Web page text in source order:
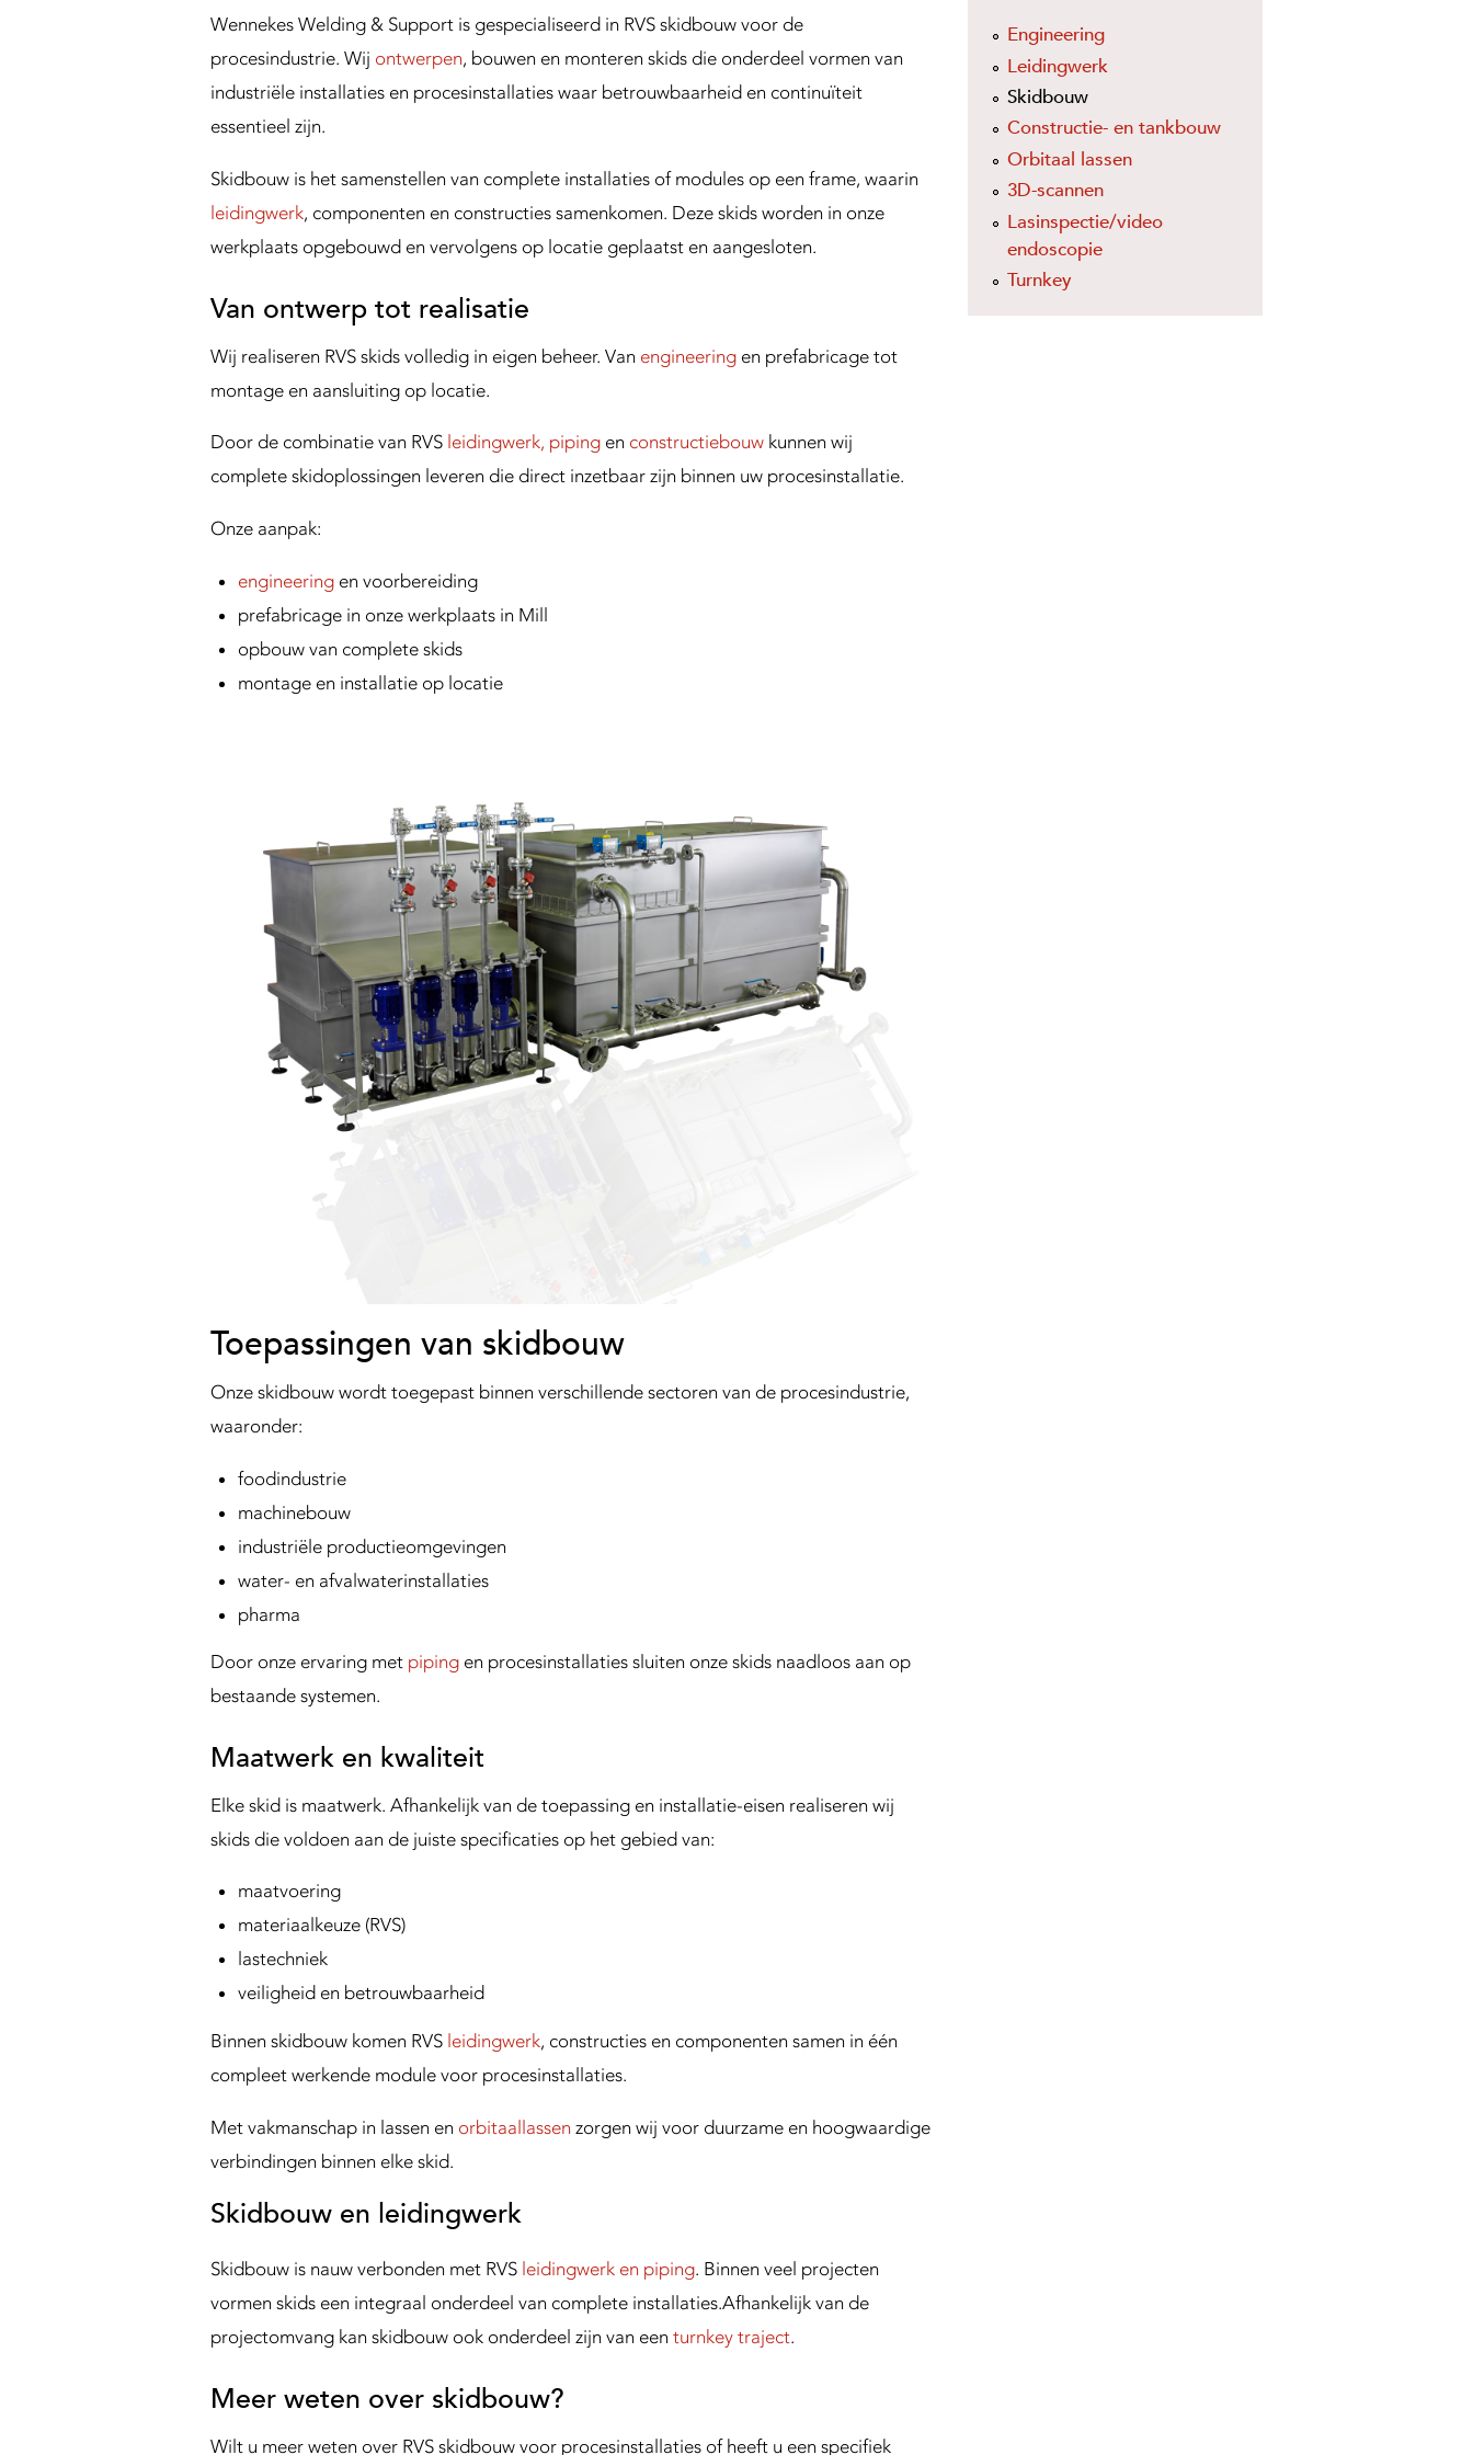
g
S
u
p
p
o
r
t
Wennekes Welding & Support is gespecialiseerd in RVS skidbouw voor de
procesindustrie. Wij ontwerpen, bouwen en monteren skids die onderdeel vormen van
industriële installaties en procesinstallaties waar betrouwbaarheid en continuïteit
essentieel zijn.
Skidbouw is het samenstellen van complete installaties of modules op een frame, waarin
leidingwerk, componenten en constructies samenkomen. Deze skids worden in onze
werkplaats opgebouwd en vervolgens op locatie geplaatst en aangesloten.
Van ontwerp tot realisatie
Wij realiseren RVS skids volledig in eigen beheer. Van engineering en prefabricage tot
montage en aansluiting op locatie.
Door de combinatie van RVS leidingwerk, piping en constructiebouw kunnen wij
complete skidoplossingen leveren die direct inzetbaar zijn binnen uw procesinstallatie.
Onze aanpak:
engineering en voorbereiding
prefabricage in onze werkplaats in Mill
opbouw van complete skids
montage en installatie op locatie
Toepassingen van skidbouw
Onze skidbouw wordt toegepast binnen verschillende sectoren van de procesindustrie,
waaronder:
foodindustrie
machinebouw
industriële productieomgevingen
water- en afvalwaterinstallaties
pharma
Door onze ervaring met piping en procesinstallaties sluiten onze skids naadloos aan op
bestaande systemen.
Maatwerk en kwaliteit
Elke skid is maatwerk. Afhankelijk van de toepassing en installatie-eisen realiseren wij
skids die voldoen aan de juiste specificaties op het gebied van:
maatvoering
materiaalkeuze (RVS)
lastechniek
veiligheid en betrouwbaarheid
Binnen skidbouw komen RVS leidingwerk, constructies en componenten samen in één
compleet werkende module voor procesinstallaties.
Met vakmanschap in lassen en orbitaallassen zorgen wij voor duurzame en hoogwaardige
verbindingen binnen elke skid.
Skidbouw en leidingwerk
Skidbouw is nauw verbonden met RVS leidingwerk en piping. Binnen veel projecten
vormen skids een integraal onderdeel van complete installaties.Afhankelijk van de
projectomvang kan skidbouw ook onderdeel zijn van een turnkey traject.
Meer weten over skidbouw?
Wilt u meer weten over RVS skidbouw voor procesinstallaties of heeft u een specifiek
Engineering
Leidingwerk
Skidbouw
Constructie- en tankbouw
Orbitaal lassen
3D-scannen
Lasinspectie/video
endoscopie
Turnkey